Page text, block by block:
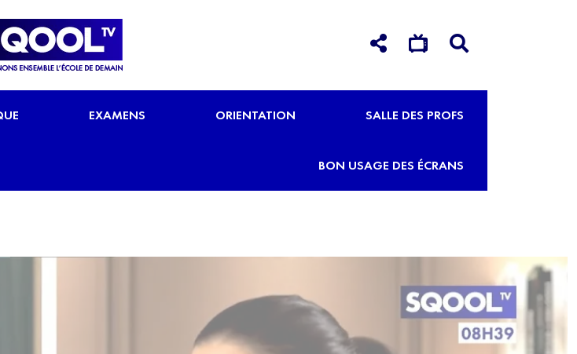
EXAMENS ORIENTATION SALLE DES PROFS
BON USAGE DES ÉCRANS